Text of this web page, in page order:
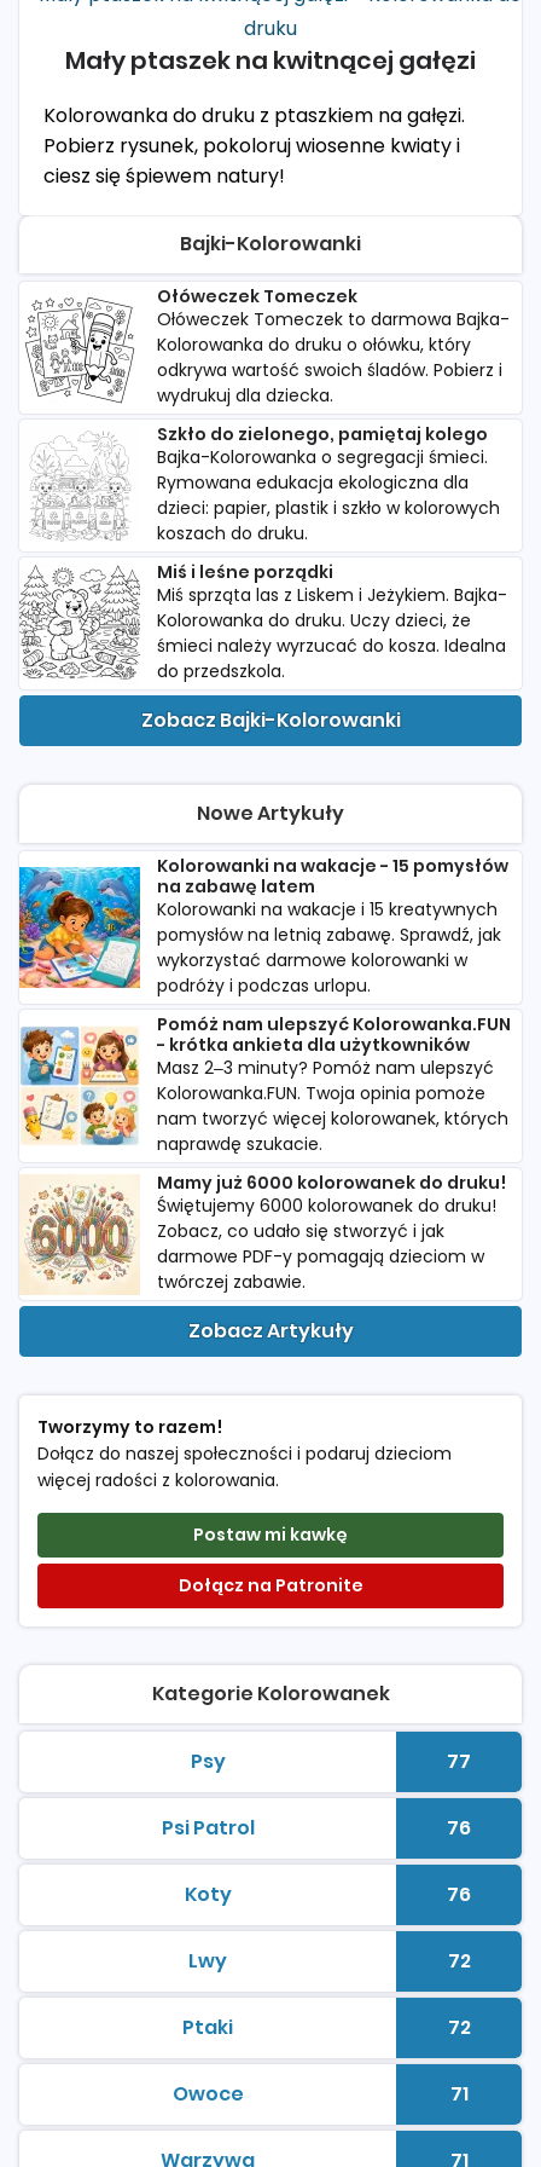
Mały ptaszek na kwitnącej gałęzi
Kolorowanka do druku z ptaszkiem na gałęzi.
Pobierz rysunek, pokoloruj wiosenne kwiaty i
ciesz się śpiewem natury!
Bajki-Kolorowanki
Ołóweczek Tomeczek
Ołóweczek Tomeczek to darmowa Bajka-
Kolorowanka do druku o ołówku, który
odkrywa wartość swoich śladów. Pobierz i
wydrukuj dla dziecka.
Szkło do zielonego, pamiętaj kolego
Bajka-Kolorowanka o segregacji śmieci.
Rymowana edukacja ekologiczna dla
dzieci: papier, plastik i szkło w kolorowych
koszach do druku.
Miś i leśne porządki
Miś sprząta las z Liskem i Jeżykiem. Bajka-
Kolorowanka do druku. Uczy dzieci, że
śmieci należy wyrzucać do kosza. Idealna
do przedszkola.
Zobacz Bajki-Kolorowanki
Nowe Artykuły
Kolorowanki na wakacje - 15 pomysłów
na zabawę latem
Kolorowanki na wakacje i 15 kreatywnych
pomysłów na letnią zabawę. Sprawdź, jak
wykorzystać darmowe kolorowanki w
podróży i podczas urlopu.
Pomóż nam ulepszyć Kolorowanka.FUN
- krótka ankieta dla użytkowników
Masz 2–3 minuty? Pomóż nam ulepszyć
Kolorowanka.FUN. Twoja opinia pomoże
nam tworzyć więcej kolorowanek, których
naprawdę szukacie.
Mamy już 6000 kolorowanek do druku!
Świętujemy 6000 kolorowanek do druku!
Zobacz, co udało się stworzyć i jak
darmowe PDF-y pomagają dzieciom w
twórczej zabawie.
Zobacz Artykuły
Tworzymy to razem!
Dołącz do naszej społeczności i podaruj dzieciom
więcej radości z kolorowania.
Postaw mi kawkę
Dołącz na Patronite
Kategorie Kolorowanek
Psy
kolorowanki do druku Liczba
77
Psi Patrolkolorowanki do druku Liczba
76
Koty
kolorowanki do druku Liczba
76
Lwykolorowanki do druku Liczba
72
Ptakikolorowanki do druku Liczba
72
Owocekolorowanki do druku Liczba
71
Warzywa 71